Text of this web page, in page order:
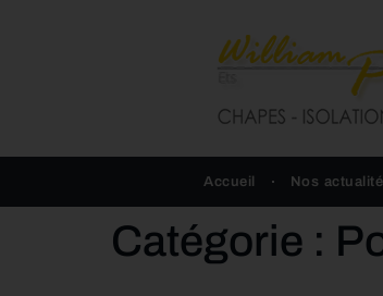
Accueil Nos
Catégorie :